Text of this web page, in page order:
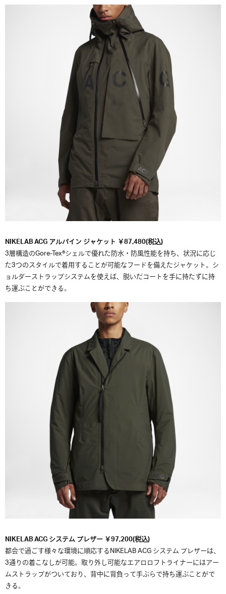
NIKELAB ACG アルパイン ジャケット ￥87,480(税込)
3層構造のGore-Tex®シェルで優れた防水・防風性能を持ち、状況に応じ
た3つのスタイルで着用することが可能なフードを備えたジャケット。シ
ョルダーストラップシステムを使えば、脱いだコートを手に持たずに持
ち運ぶことができる。
NIKELAB ACG システム ブレザー ￥97,200(税込)
都会で過ごす様々な環境に順応するNIKELAB ACG システム ブレザーは、
3通りの着こなしが可能。取り外し可能なエアロロフトライナーにはアー
ムストラップがついており、背中に背負って手ぶらで持ち運ぶことがで
きる。